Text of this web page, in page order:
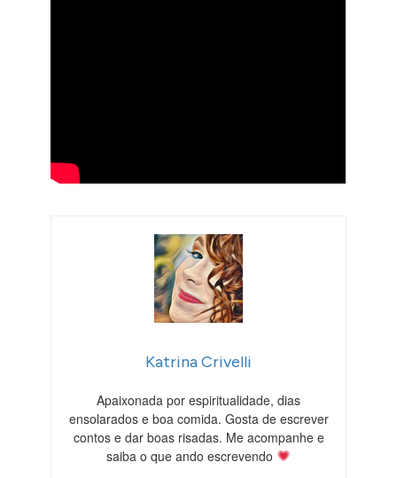
Katrina Crivelli
Apaixonada por espiritualidade, dias
ensolarados e boa comida. Gosta de escrever
contos e dar boas risadas. Me acompanhe e
saiba o que ando escrevendo